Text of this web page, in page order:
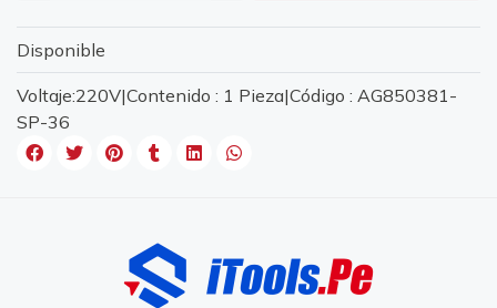
Disponible
Voltaje:220V|Contenido : 1 Pieza|Código : AG850381-
SP-36